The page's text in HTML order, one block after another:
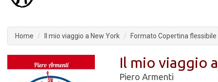
Home Il mio viaggio a New York Formato Copertina flessibile
Il mio viaggio
Piero Armenti